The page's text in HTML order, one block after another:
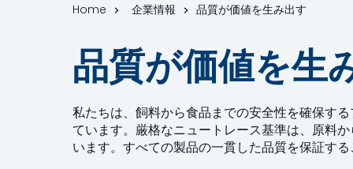
Home 企業情報 品質が価値を生み出す
品質が価値を生
私たちは、飼料から食品までの安全性を確保す
ています。厳格なニュートレース基準は、原料
います。すべての製品の一貫した品質を保証す